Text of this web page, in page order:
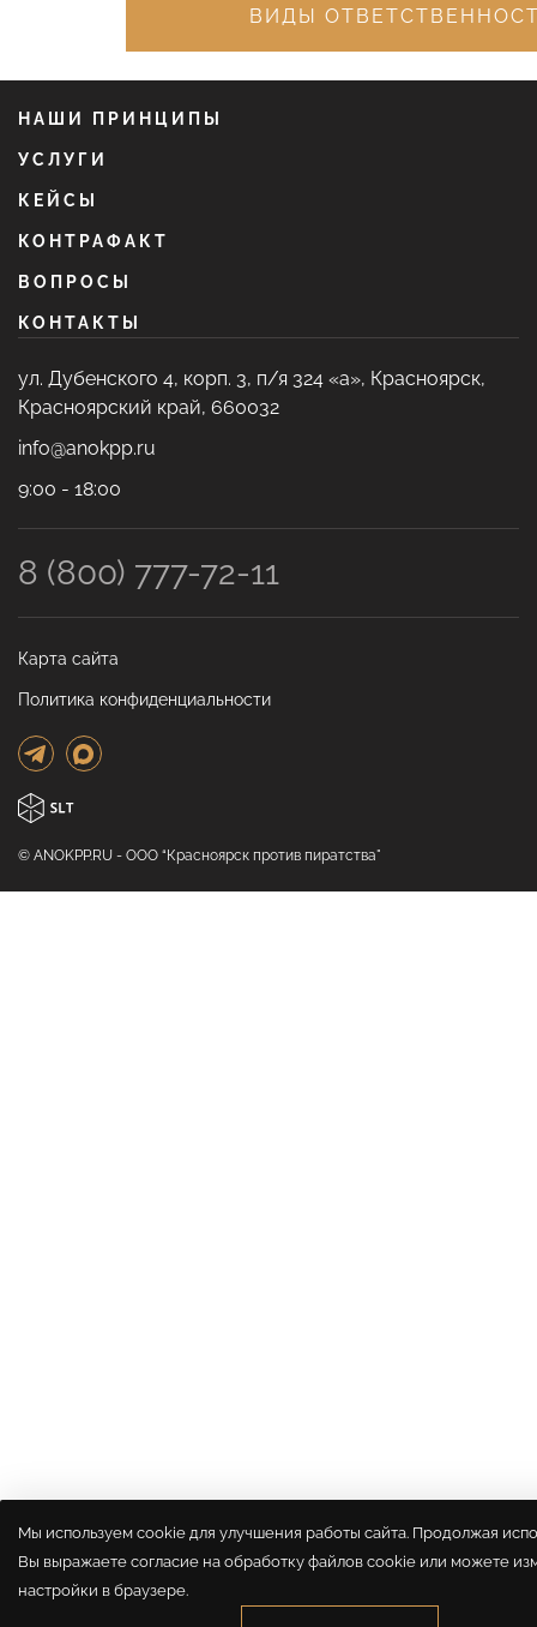
Мы используем cookie для улучшения работы сайта. Продолжая
Вы выражаете согласие на обработку файлов cookie или можете
настройки в браузере.
ВИДЫ
НАШИ ПРИНЦИПЫ
УСЛУГИ
КЕЙСЫ
КОНТРАФАКТ
ВОПРОСЫ
КОНТАКТЫ
8 (800) 777-72-11
ул. Дубенского 4, корп. 3, п/я 324 «а», Красноярск,
Красноярский край, 660032
info@anokpp.ru
9:00 - 18:00
Карта сайта
Политика конфиденциальности
© ANOKPP.RU - ООО “Красноярск против пиратства"